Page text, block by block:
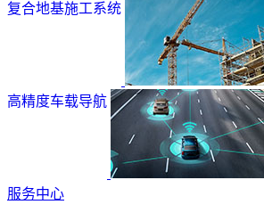
复合地基施工系统
高精度车载导航
服务中心